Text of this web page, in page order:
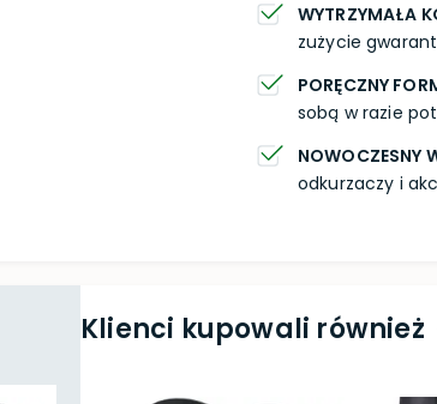
WYTRZYMAŁA
zużycie
PORĘCZNY
sobą w razie
NOWOCZESNY
odkurzaczy i
Klienci kupowali również